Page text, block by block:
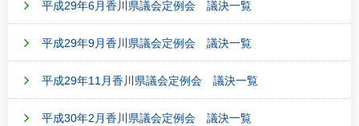
平成29年6月香川県議会定例会 議決一覧
平成29年9月香川県議会定例会 議決一覧
平成29年11月香川県議会定例会 議決一覧
平成30年2月香川県議会定例会 議決一覧